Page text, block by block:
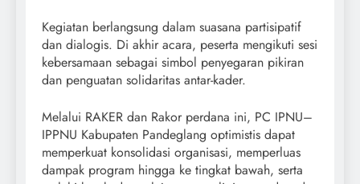
Kegiatan berlangsung dalam suasana partisipatif
dan dialogis. Di akhir acara, peserta mengikuti sesi
kebersamaan sebagai simbol penyegaran pikiran
dan penguatan solidaritas antar-kader.
Melalui RAKER dan Rakor perdana ini, PC IPNU–
IPPNU Kabupaten Pandeglang optimistis dapat
memperkuat konsolidasi organisasi, memperluas
dampak program hingga ke tingkat bawah, serta